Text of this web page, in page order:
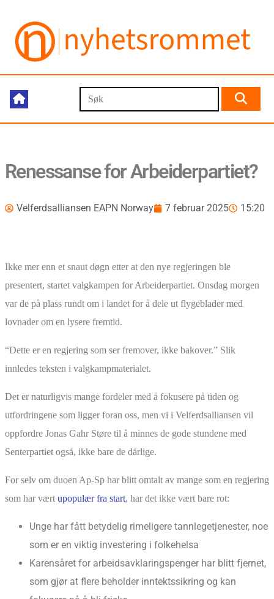
Renessanse for Arbeiderpartiet?
Velferdsalliansen EAPN Norway 7 februar 2025 15:20
Ikke mer enn et snaut døgn etter at den nye regjeringen ble
presentert, startet valgkampen for Arbeiderpartiet. Onsdag morgen
var de på plass rundt om i landet for å dele ut flygeblader med
lovnader om en lysere fremtid.
“Dette er en regjering som ser fremover, ikke bakover.” Slik
innledes teksten i valgkampmaterialet.
Det er naturligvis mange fordeler med å fokusere på tiden og
utfordringene som ligger foran oss, men vi i Velferdsalliansen vil
oppfordre Jonas Gahr Støre til å minnes de gode stundene med
Senterpartiet også, ikke bare de dårlige.
For selv om duoen Ap-Sp har blitt omtalt av mange som en regjering
som har vært upopulær fra start, har det ikke vært bare rot:
Unge har fått betydelig rimeligere tannlegetjenester, noe
som er en viktig investering i folkehelsa
Karensåret for arbeidsavklaringspenger har blitt fjernet,
som gjør at flere beholder inntektssikring og kan